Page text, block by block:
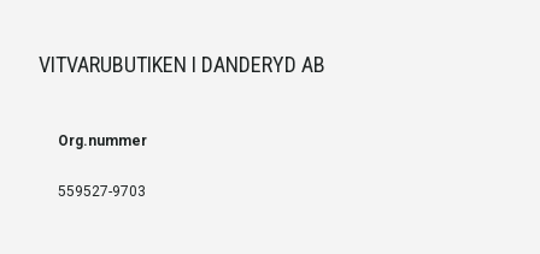
VITVARUBUTIKEN I DANDERYD AB
Org.nummer
559527-9703